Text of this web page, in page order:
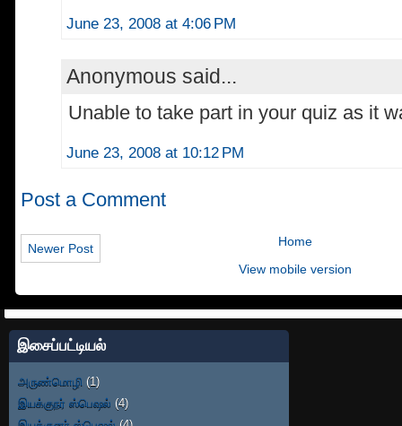
June 23, 2008 at 4:06 PM
Anonymous said...
Unable to take part in your quiz as it
June 23, 2008 at 10:12 PM
Post a Comment
Newer Post
Home
View mobile version
இசைப்பட்டியல்
அருண்மொழி (1)
இயக்குநர் ஸ்பெஷல் (4)